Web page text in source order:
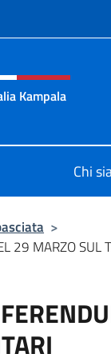
e
Kampala
Chi
>
29 MARZO SUL